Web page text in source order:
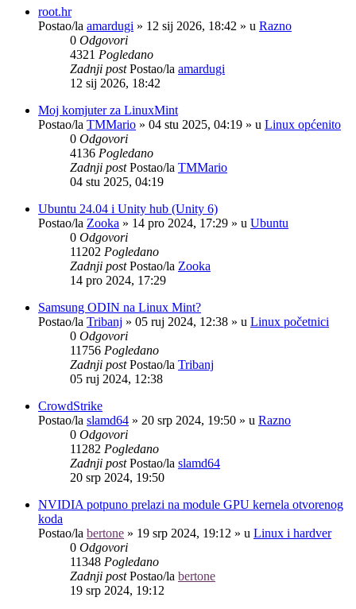
root.hr
Postao/la amardugi » 12 sij 2026, 18:42 » u Razno
0 Odgovori
4321 Pogledano
Zadnji postPostao/la amardugi
12 sij 2026, 18:42
Moj komjuter za LinuxMint
Postao/la TMMario » 04 stu 2025, 04:19 » u Linux općenito
0 Odgovori
4136 Pogledano
Zadnji postPostao/la TMMario
04 stu 2025, 04:19
Ubuntu 24.04 i Unity hub (Unity 6)
Postao/la Zooka » 14 pro 2024, 17:29 » u Ubuntu
0 Odgovori
11202 Pogledano
Zadnji postPostao/la Zooka
14 pro 2024, 17:29
Samsung ODIN na Linux Mint?
Postao/la Tribanj » 05 ruj 2024, 12:38 » u Linux početnici
0 Odgovori
11756 Pogledano
Zadnji postPostao/la Tribanj
05 ruj 2024, 12:38
CrowdStrike
Postao/la slamd64 » 20 srp 2024, 19:50 » u Razno
0 Odgovori
11282 Pogledano
Zadnji postPostao/la slamd64
20 srp 2024, 19:50
NVIDIA potpuno prelazi na module GPU kernela otvorenog
koda
Postao/la bertone » 19 srp 2024, 19:12 » u Linux i hardver
0 Odgovori
11348 Pogledano
Zadnji postPostao/la bertone
19 srp 2024, 19:12